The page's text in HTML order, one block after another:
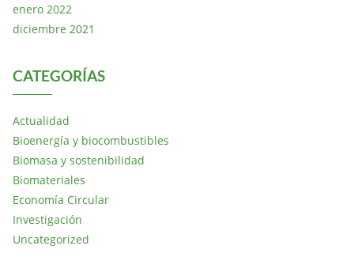
enero 2022
diciembre 2021
CATEGORÍAS
Actualidad
Bioenergía y biocombustibles
Biomasa y sostenibilidad
Biomateriales
Economía Circular
Investigación
Uncategorized